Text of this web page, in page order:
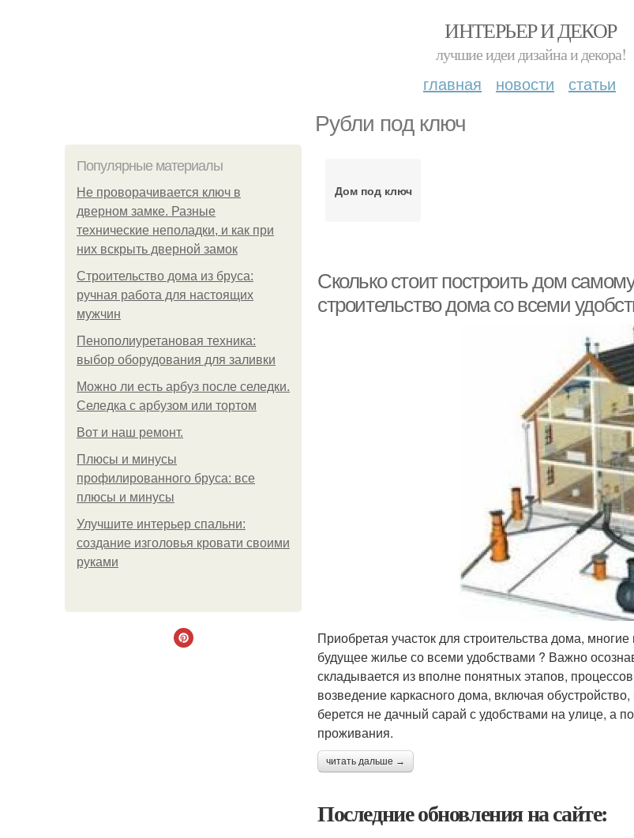
ИНТЕРЬЕР И ДЕКОР
лучшие идеи дизайна и декора!
главная новости статьи
Рубли под ключ
Популярные материалы
Не проворачивается ключ в
дверном замке. Разные
технические неполадки, и как при
них вскрыть дверной замок
Строительство дома из бруса:
ручная работа для настоящих
мужчин
Пенополиуретановая техника:
выбор оборудования для заливки
Можно ли есть арбуз после селедки.
Селедка с арбузом или тортом
Boт и наш ремoнт.
Плюсы и минусы
профилированного бруса: все
плюсы и минусы
Улучшите интерьер спальни:
создание изголовья кровати своими
руками
Дом под ключ
Сколько стоит построить дом
строительство дома со всеми
Приобретая участок для строительства дома,
будущее жилье со всеми удобствами ? Важно
складывается из вполне понятных этапов,
возведение каркасного дома, включая
берется не дачный сарай с удобствами на улице, а
проживания.
читать дальше →
Последние обновления на сайте: